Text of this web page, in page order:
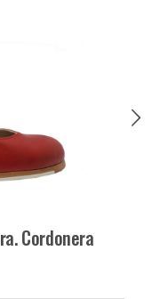
Cordonera